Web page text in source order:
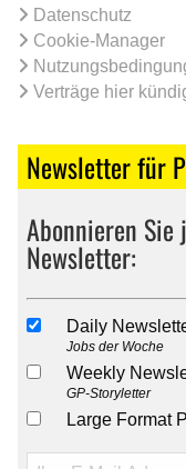
Datenschutz
Cookie-Manager
Verträge hier
Newsletter für
Abonnieren
Newsletter:
Daily
Jobs der Woche
Weekly
GP-Storyletter
Large Format